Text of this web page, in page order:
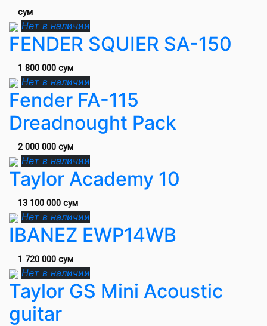
сум
Нет в наличии
FENDER SQUIER SA-150
1 800 000 сум
Нет в наличии
Fender FA-115
Dreadnought Pack
2 000 000 сум
Нет в наличии
Taylor Academy 10
13 100 000 сум
Нет в наличии
IBANEZ EWP14WB
1 720 000 сум
Нет в наличии
Taylor GS Mini Acoustic
guitar